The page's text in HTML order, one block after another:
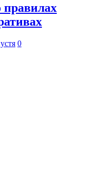
правилах
0